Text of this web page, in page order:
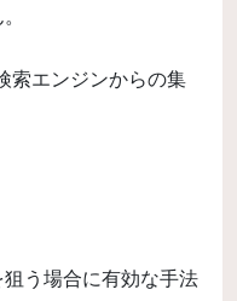
索エンジンからの集
う場合に有効な手法